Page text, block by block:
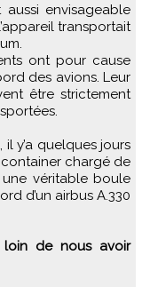
envisageable
transportait
ont pour cause
des avions. Leur
être strictement
y’a quelques jours
chargé de
une véritable boule
d’un airbus A.330
loin de nous avoir